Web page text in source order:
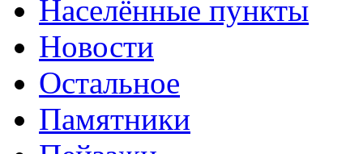
Населённые пункты
Новости
Остальное
Памятники